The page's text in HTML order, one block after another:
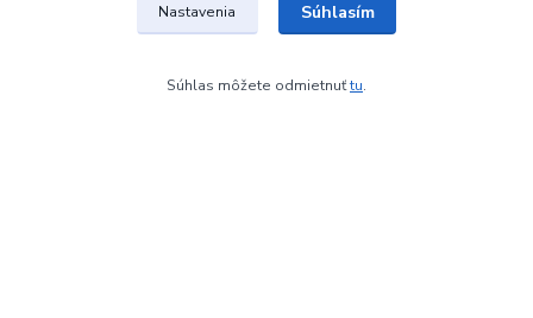
Nastavenia Súhlasím
Súhlas môžete odmietnuťtu.